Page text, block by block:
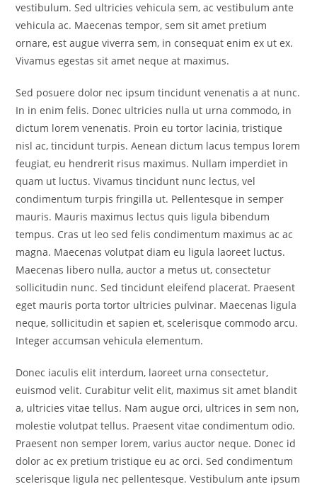
vestibulum. Sed ultricies vehicula sem, ac vestibulum ante
vehicula ac. Maecenas tempor, sem sit amet pretium
ornare, est augue viverra sem, in consequat enim ex ut ex.
Vivamus egestas sit amet neque at maximus.
Sed posuere dolor nec ipsum tincidunt venenatis a at nunc.
In in enim felis. Donec ultricies nulla ut urna commodo, in
dictum lorem venenatis. Proin eu tortor lacinia, tristique
nisl ac, tincidunt turpis. Aenean dictum lacus tempus lorem
feugiat, eu hendrerit risus maximus. Nullam imperdiet in
quam ut luctus. Vivamus tincidunt nunc lectus, vel
condimentum turpis fringilla ut. Pellentesque in semper
mauris. Mauris maximus lectus quis ligula bibendum
tempus. Cras ut leo sed felis condimentum maximus ac ac
magna. Maecenas volutpat diam eu ligula laoreet luctus.
Maecenas libero nulla, auctor a metus ut, consectetur
sollicitudin nunc. Sed tincidunt eleifend placerat. Praesent
eget mauris porta tortor ultricies pulvinar. Maecenas ligula
neque, sollicitudin et sapien et, scelerisque commodo arcu.
Integer accumsan vehicula elementum.
Donec iaculis elit interdum, laoreet urna consectetur,
euismod velit. Curabitur velit elit, maximus sit amet blandit
a, ultricies vitae tellus. Nam augue orci, ultrices in sem non,
molestie volutpat tellus. Praesent vitae condimentum odio.
Praesent non semper lorem, varius auctor neque. Donec id
dolor ac ex pretium tristique eu ac orci. Sed condimentum
scelerisque ligula nec pellentesque. Vestibulum ante ipsum